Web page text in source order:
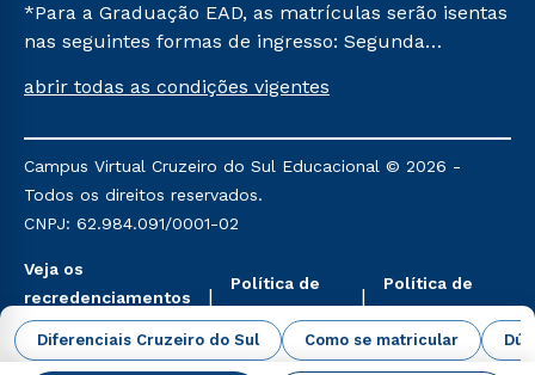
Diferenciais Cruzeiro do Sul Como se matricular
*Para a Graduação EAD, as matrículas serão isentas
nas seguintes formas de ingresso: Segunda
Já para as demais, a taxa de matrícula será de R$
mencionadas são referentes aos cursos: Ensino
Religioso, Geografia para a Docência e Metodologia
do Ensino de História: Questões Atuais.
abrir todas as condições vigentes
Campus Virtual Cruzeiro do Sul Educacional © 2026 -
Todos os direitos reservados.
CNPJ: 62.984.091/0001-02
Veja os
recredenciamentos
aqui
Política de
Privacidade
Política de
Cookies